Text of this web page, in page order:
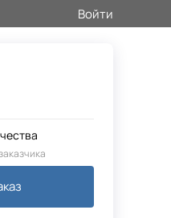
Войти